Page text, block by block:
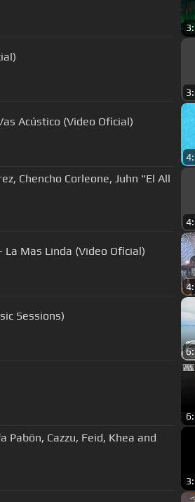
Acústico (Video Oficial)
Chencho Corleone, Juhn "El All
La Mas Linda (Video Oficial)
Sessions)
Pabön, Cazzu, Feid, Khea and